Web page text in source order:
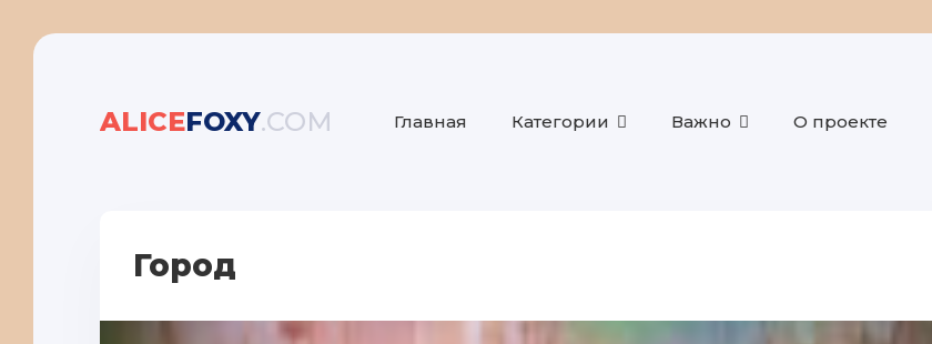
ALICEFOXY.COM Главная Категории Важно О проекте
Город